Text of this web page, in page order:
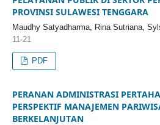
PROVINSI SULAWESI TENGGARA
Maudhy Satyadharma, Rina Sutriana,
11-21
PDF
PERANAN ADMINISTRASI
PERSPEKTIF MANAJEMEN
BERKELANJUTAN